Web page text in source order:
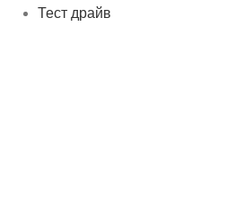
Тест драйв